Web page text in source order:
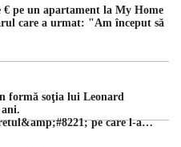
€ pe un apartament la My Home
care a urmat: "Am început să
formă soţia lui Leonard
pe care l-a